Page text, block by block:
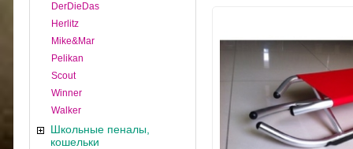
DerDieDas
Herlitz
Mike&Mar
Pelikan
Scout
Winner
Walker
Школьные пеналы,
кошельки